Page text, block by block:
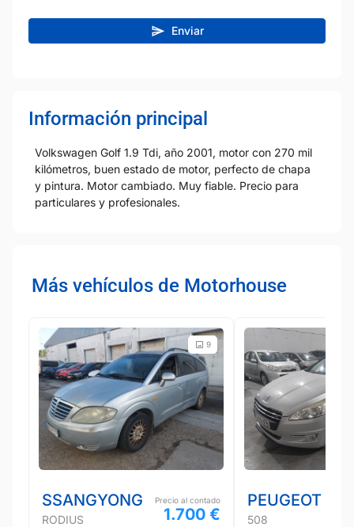
Enviar
Información principal
Volkswagen Golf 1.9 Tdi, año 2001, motor con 270 mil
kilómetros, buen estado de motor, perfecto de chapa
y pintura. Motor cambiado. Muy fiable. Precio para
particulares y profesionales.
Más vehículos de Motorhouse
9
SSANGYONG
RODIUS
Precio al contado
1.700 €
PEUGEOT
508